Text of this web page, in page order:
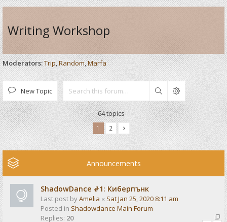
Writing Workshop
Moderators:Trip,Random,Marfa
New Topic Search
64 topics
1 2
Announcements
ShadowDance #1: Киберпънк
Last post byAmelia « Sat Jan 25, 2020 8:11 am
Posted in Shadowdance Main Forum
Replies: 20